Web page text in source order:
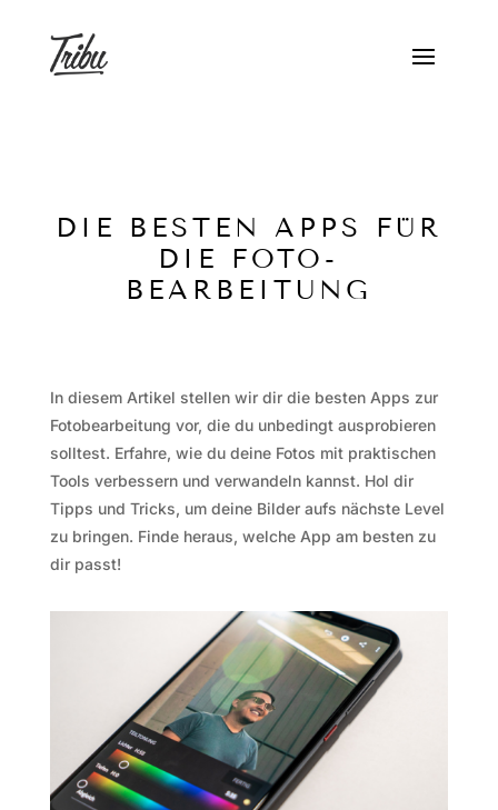
DIE BESTEN APPS FÜR
DIE FOTO-
BEARBEITUNG
In diesem Artikel stellen wir dir die besten Apps zur
Fotobearbeitung vor, die du unbedingt ausprobieren
solltest. Erfahre, wie du deine Fotos mit praktischen
Tools verbessern und verwandeln kannst. Hol dir
Tipps und Tricks, um deine Bilder aufs nächste Level
zu bringen. Finde heraus, welche App am besten zu
dir passt!